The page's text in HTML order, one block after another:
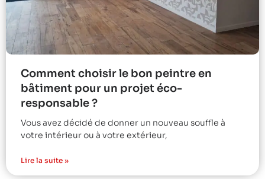
Comment choisir le bon peintre en
bâtiment pour un projet éco-
responsable ?
Vous avez décidé de donner un nouveau souffle à
votre intérieur ou à votre extérieur,
Lire la suite »